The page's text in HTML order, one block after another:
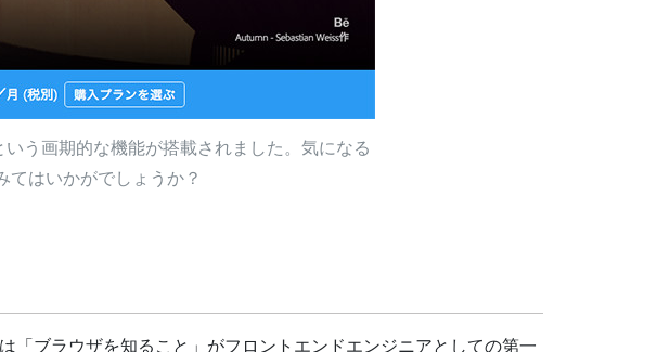
う画期的な機能が搭載されました。気になる
てはいかがでしょうか？
「ブラウザを知ること」がフロントエンドエンジニアとしての第一